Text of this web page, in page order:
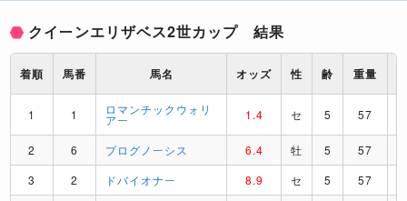
クイーンエリザベス2世カップ 結果
着順 馬番 馬名 オッズ 性 齢 重量
1 1 ロマンチックウォリ
アー 1.4 セ 5 57
2 6 プログノーシス 6.4 牡 5 57
3
2 ドバイオナー 8.9 セ 5 57